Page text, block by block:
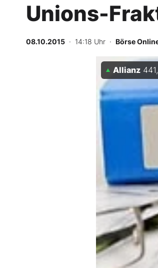
Finanz-Check
Abo & Shop
BO-Musterdepots
Experten
Mein B:O
Mein Konto
Folgen Sie uns
Kontakt
Unions-
08.10.2015 · 14:18 Uhr · Börse
Allianz